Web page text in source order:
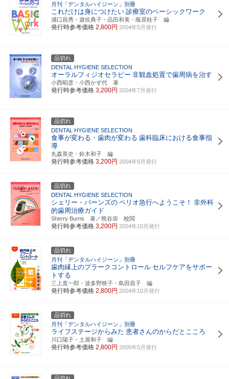
月刊「デンタルハイジーン」別冊
これだけは身につけたい 診療室のベーシックワーク
浦口昌秀・遊佐典子・品田和美・蔭原桂子 編
発行時参考価格 2,800円 2004年5月発行
品切れ
DENTAL HYGIENE SELECTION
オーラルフィジオセラピー 非観血処置で歯周病を治す
小西昭彦・小西かず代 著
発行時参考価格 3,200円 2004年7月発行
品切れ
DENTAL HYGIENE SELECTION
食事が変わる・歯肉が変わる 歯科臨床における食事指
導
丸森英史・鈴木和子 編
発行時参考価格 3,200円 2004年9月発行
品切れ
DENTAL HYGIENE SELECTION
シェリー・バーンズの ペリオ急行へようこそ！ 非外科
的歯周治療ガイド
Sherry Burns 著／熊谷崇 校閲
発行時参考価格 3,200円 2004年10月発行
品切れ
月刊「デンタルハイジーン」別冊
歯肉縁上のプラークコントロール セルフケアをサポー
トする
三上直一郎・波多野映子・島田昌子 編
発行時参考価格 2,800円 2004年10月発行
品切れ
月刊「デンタルハイジーン」別冊
ライフステージからみた 患者さんのからだとこころ
川口陽子・土屋和子 編
発行時参考価格 2,800円 2005年5月発行